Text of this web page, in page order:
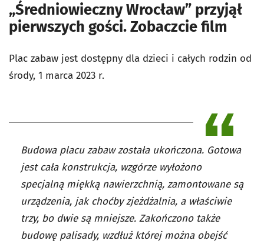
„Średniowieczny Wrocław” przyjął
pierwszych gości. Zobaczcie film
Plac zabaw jest dostępny dla dzieci i całych rodzin od
środy, 1 marca 2023 r.
Budowa placu zabaw została ukończona. Gotowa
jest cała konstrukcja, wzgórze wyłożono
specjalną miękką nawierzchnią, zamontowane są
urządzenia, jak choćby zjeżdżalnia, a właściwie
trzy, bo dwie są mniejsze. Zakończono także
budowę palisady, wzdłuż której można obejść